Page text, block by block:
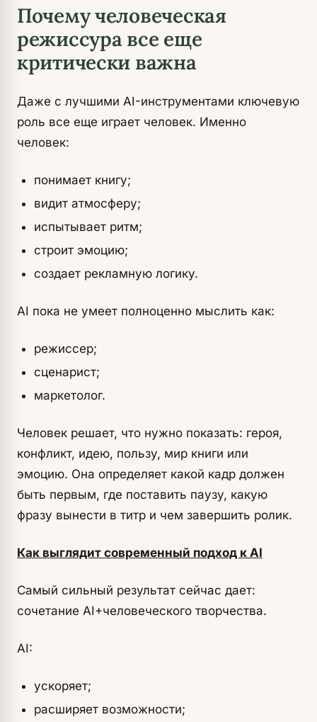
Почему человеческая
режиссура все еще
критически важна
Даже с лучшими AI-инструментами ключевую
роль все еще играет человек. Именно
человек:
понимает книгу;
видит атмосферу;
испытывает ритм;
строит эмоцию;
создает рекламную логику.
AI пока не умеет полноценно мыслить как:
режиссер;
сценарист;
маркетолог.
Человек решает, что нужно показать: героя,
конфликт, идею, пользу, мир книги или
эмоцию. Она определяет какой кадр должен
быть первым, где поставить паузу, какую
фразу вынести в титр и чем завершить ролик.
Как выглядит современный подход к AI
Самый сильный результат сейчас дает:
сочетание AI+человеческого творчества.
AI:
ускоряет;
расширяет возможности;